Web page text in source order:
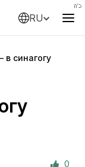
RU
в синагогу
0